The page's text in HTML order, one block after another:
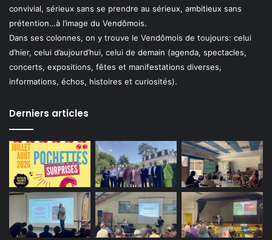
convivial, sérieux sans se prendre au sérieux, ambitieux sans
prétention…à l’image du Vendômois.
Dans ses colonnes, on y trouve le Vendômois de toujours: celui
d’hier, celui d’aujourd’hui, celui de demain (agenda, spectacles,
concerts, expositions, fêtes et manifestations diverses,
informations, échos, histoires et curiosités).
Derniers articles